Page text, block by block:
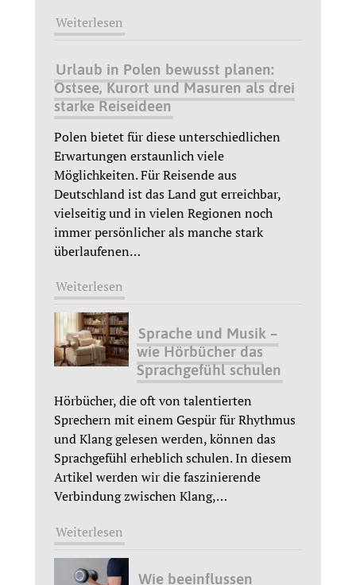
Weiterlesen
Urlaub in Polen bewusst planen:
Ostsee, Kurort und Masuren als drei
starke Reiseideen
Polen bietet für diese unterschiedlichen
Erwartungen erstaunlich viele
Möglichkeiten. Für Reisende aus
Deutschland ist das Land gut erreichbar,
vielseitig und in vielen Regionen noch
immer persönlicher als manche stark
überlaufenen…
Weiterlesen
Sprache und Musik –
wie Hörbücher das
Sprachgefühl schulen
Hörbücher, die oft von talentierten
Sprechern mit einem Gespür für Rhythmus
und Klang gelesen werden, können das
Sprachgefühl erheblich schulen. In diesem
Artikel werden wir die faszinierende
Verbindung zwischen Klang,…
Weiterlesen
Wie beeinflussen